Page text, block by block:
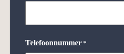
Telefoonnummer *